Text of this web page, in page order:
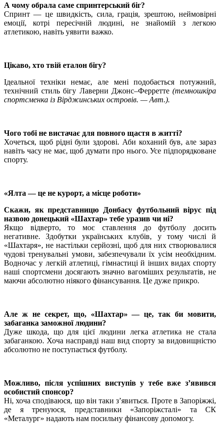
А чому обрала саме спринтерський біг?
Спринт — це швидкість, сила, грація, зрештою, неймовірні
емоції, котрі пересічній людині, не знайомій з легкою
атлетикою, навіть уявити важко.
Цікаво, хто твій еталон бігу?
Ідеальної техніки немає, але мені подобається потужний,
технічний стиль бігу Лаверни Джонс–Ферретте (темношкіра
спортсменка із Вірджинських островів. — Авт.).
Чого тобі не вистачає для повного щастя в житті?
Хочеться, щоб рідні були здорові. Аби коханий був, але зараз
навіть часу не має, щоб думати про нього. Усе підпорядковане
спорту.
«Ялта — це не курорт, а місце роботи»
Скажи, як представницю Донбасу футбольний вірус під
назвою донецький «Шахтар» тебе уразив чи ні?
Якщо відверто, то моє ставлення до футболу досить
негативне. Здобутки українських клубів, у тому числі й
«Шахтаря», не настільки серйозні, щоб для них створювалися
чудові тренувальні умови, забезпечували їх усім необхідним.
Водночас у легкій атлетиці, гімнастиці й інших видах спорту
наші спортсмени досягають значно вагоміших результатів, не
маючи абсолютно ніякого фінансування. Це дуже прикро.
Але ж не секрет, що, «Шахтар» — це, так би мовити,
забаганка заможної людини?
Дуже шкода, що для цієї людини легка атлетика не стала
забаганкою. Хоча насправді наш вид спорту за видовищністю
абсолютно не поступається футболу.
Можливо, після успішних виступів у тебе вже з’явився
особистий спонсор?
Ні, хоча сподіваюся, що він таки з’явиться. Проте в Запоріжжі,
де я тренуюся, представники «Запоріжсталі» та СК
«Металург» надають нам посильну фінансову допомогу.